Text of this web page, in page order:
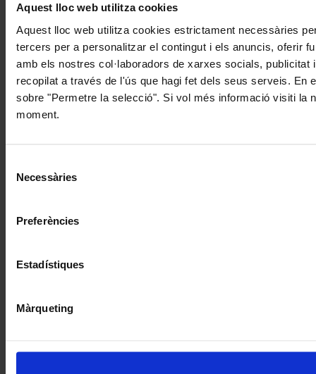
Aquest lloc web utilitza cookies
Aquest lloc web utilitza cookies estrictament necessàries
tercers per a personalitzar el contingut i els anuncis, oferir
amb els nostres col·laboradors de xarxes socials,
recopilat a través de l'ús que hagi fet dels seus serveis. En
sobre "Permetre la selecció". Si vol més informació visiti la
moment.
Necessàries
Preferències
Estadístiques
Màrqueting